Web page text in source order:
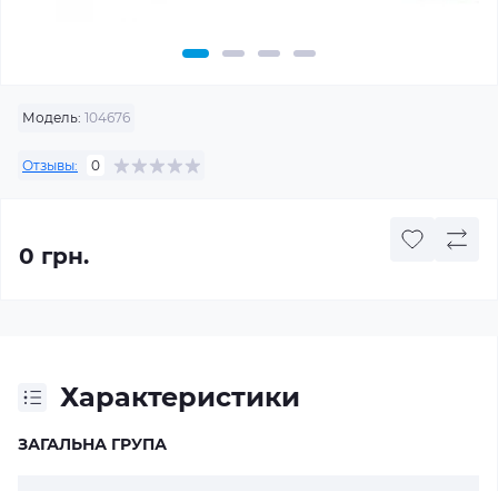
Модель: 104676
Отзывы: 0
0 грн.
Характеристики
ЗАГАЛЬНА ГРУПА